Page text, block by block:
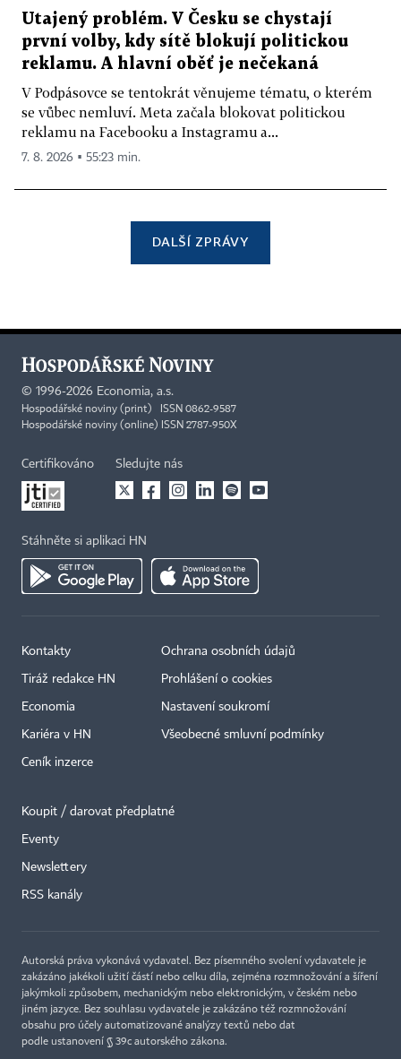
Utajený problém. V Česku se chystají
první volby, kdy sítě blokují politickou
reklamu. A hlavní oběť je nečekaná
V Podpásovce se tentokrát věnujeme tématu, o kterém
se vůbec nemluví. Meta začala blokovat politickou
reklamu na Facebooku a Instagramu a...
7. 8. 2026 ▪ 55:23 min.
DALŠÍ ZPRÁVY
© 1996-2026 Economia, a.s.
Hospodářské noviny (print) ISSN 0862-9587
Hospodářské noviny (online) ISSN 2787-950X
Certifikováno Sledujte nás
Stáhněte si aplikaci HN
Kontakty
Tiráž redakce HN
Economia
Kariéra v HN
Ceník inzerce
Ochrana osobních údajů
Prohlášení o cookies
Nastavení soukromí
Všeobecné smluvní podmínky
Koupit / darovat předplatné
Eventy
Newslettery
RSS kanály
Autorská práva vykonává vydavatel. Bez písemného svolení vydavatele je
zakázáno jakékoli užití částí nebo celku díla, zejména rozmnožování a šíření
jakýmkoli způsobem, mechanickým nebo elektronickým, v českém nebo
jiném jazyce. Bez souhlasu vydavatele je zakázáno též rozmnožování
obsahu pro účely automatizované analýzy textů nebo dat
podle ustanovení § 39c autorského zákona.